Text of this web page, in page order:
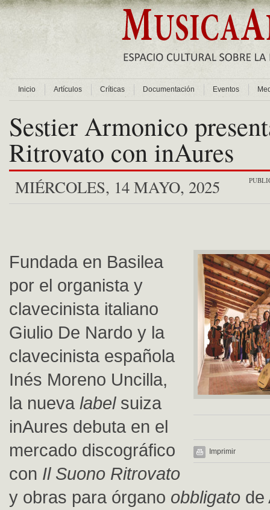
Inicio Artículos Críticas Documentación Eventos
Sestier Armonico
Ritrovato con inAures
MIÉRCOLES, 14 MAYO, 2025
Imprimir
Fundada en Basilea
por el organista y
clavecinista italiano
Giulio De Nardo y la
clavecinista española
Inés Moreno Uncilla,
la nueva labelsuiza
inAures debuta en el
mercado discográfico
con Il Suono Ritrovato
y obras para órgano obbligato de